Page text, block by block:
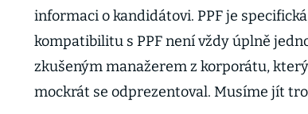
informaci o kandidátovi. PPF je
kompatibilitu s PPF není vždy úplně
zkušeným manažerem z korporátu,
mockrát se odprezentoval. Musíme jít